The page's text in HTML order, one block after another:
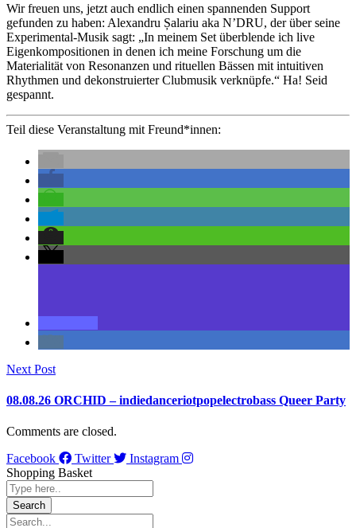
Wir freuen uns, jetzt auch endlich einen spannenden Support
gefunden zu haben: Alexandru Șalariu aka N’DRU, der über seine
Experimental-Musik sagt: „In meinem Set überblende ich live
Eigenkompositionen in denen ich meine Forschung um die
Materialität von Resonanzen und rituellen Bässen mit intuitiven
Rhythmen und dekonstruierter Clubmusik verknüpfe.“ Ha! Seid
gespannt.
Teil diese Veranstaltung mit Freund*innen:
Next Post
08.08.26 ORCHID – indiedanceriotpopelectrobass Queer Party
Comments are closed.
Facebook
Twitter
Instagram
Shopping Basket